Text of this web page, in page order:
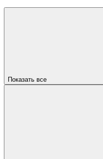
Показать все